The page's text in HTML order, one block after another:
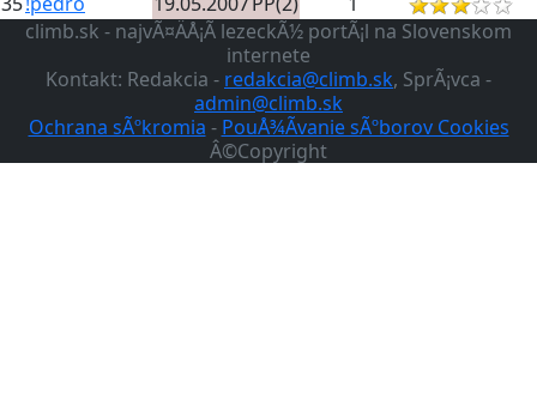
climb.sk - najvÃ¤ÄÅ¡Ã­ lezeckÃ½ portÃ¡l na Slovenskom
internete
Kontakt: Redakcia - redakcia@climb.sk, SprÃ¡vca -
admin@climb.sk
Ochrana sÃºkromia - PouÅ¾Ã­vanie sÃºborov Cookies
Â©Copyright